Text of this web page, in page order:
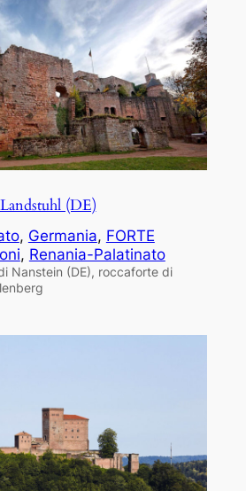
Landstuhl (DE)
, Germania, FORTE
, Renania-Palatinato
Nanstein (DE), roccaforte di